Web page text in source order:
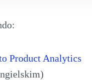
Product Analytics